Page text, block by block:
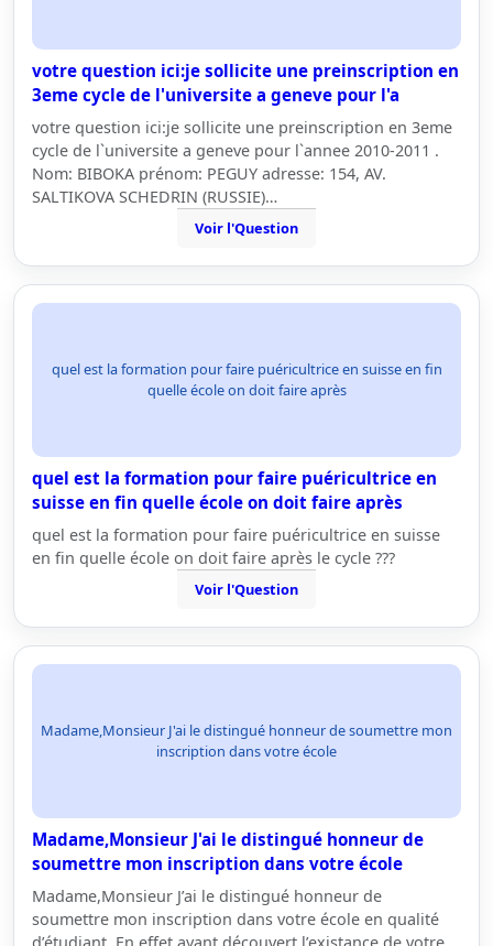
votre question ici:je sollicite une preinscription en
3eme cycle de l'universite a geneve pour l'a
votre question ici:je sollicite une preinscription en 3eme
cycle de l`universite a geneve pour l`annee 2010-2011 .
Nom: BIBOKA prénom: PEGUY adresse: 154, AV.
SALTIKOVA SCHEDRIN (RUSSIE)…
Voir l'Question
quel est la formation pour faire puéricultrice en suisse en fin
quelle école on doit faire après
quel est la formation pour faire puéricultrice en
suisse en fin quelle école on doit faire après
quel est la formation pour faire puéricultrice en suisse
en fin quelle école on doit faire après le cycle ???
Voir l'Question
Madame,Monsieur J'ai le distingué honneur de soumettre mon
inscription dans votre école
Madame,Monsieur J'ai le distingué honneur de
soumettre mon inscription dans votre école
Madame,Monsieur J’ai le distingué honneur de
soumettre mon inscription dans votre école en qualité